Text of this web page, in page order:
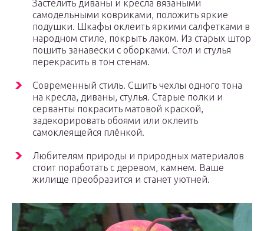
Застелить диваны и кресла вязаными
самодельными ковриками, положить яркие
подушки. Шкафы оклеить яркими салфетками в
народном стиле, покрыть лаком. Из старых штор
пошить занавески с оборками. Стол и стулья
перекрасить в тон стенам.
Современный стиль. Сшить чехлы одного тона
на кресла, диваны, стулья. Старые полки и
серванты покрасить матовой краской,
задекорировать обоями или оклеить
самоклеящейся плёнкой.
Любителям природы и природных материалов
стоит поработать с деревом, камнем. Ваше
жилище преобразится и станет уютней.